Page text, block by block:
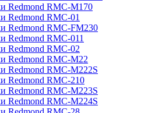
Redmond RMC-M170
Redmond RMC-01
Redmond RMC-FM230
Redmond RMC-011
Redmond RMC-02
Redmond RMC-M22
Redmond RMC-M222S
Redmond RMC-210
Redmond RMC-M223S
Redmond RMC-M224S